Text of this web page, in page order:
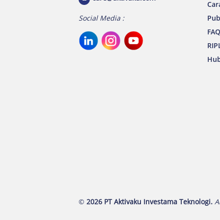
Social Media :
FAQ
© 2026 PT Aktivaku Investama Teknologi.